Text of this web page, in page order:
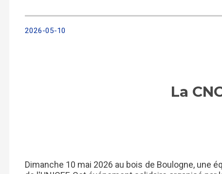
2026-05-10
La
Dimanche 10 mai 2026 au bois de Boulogne, une